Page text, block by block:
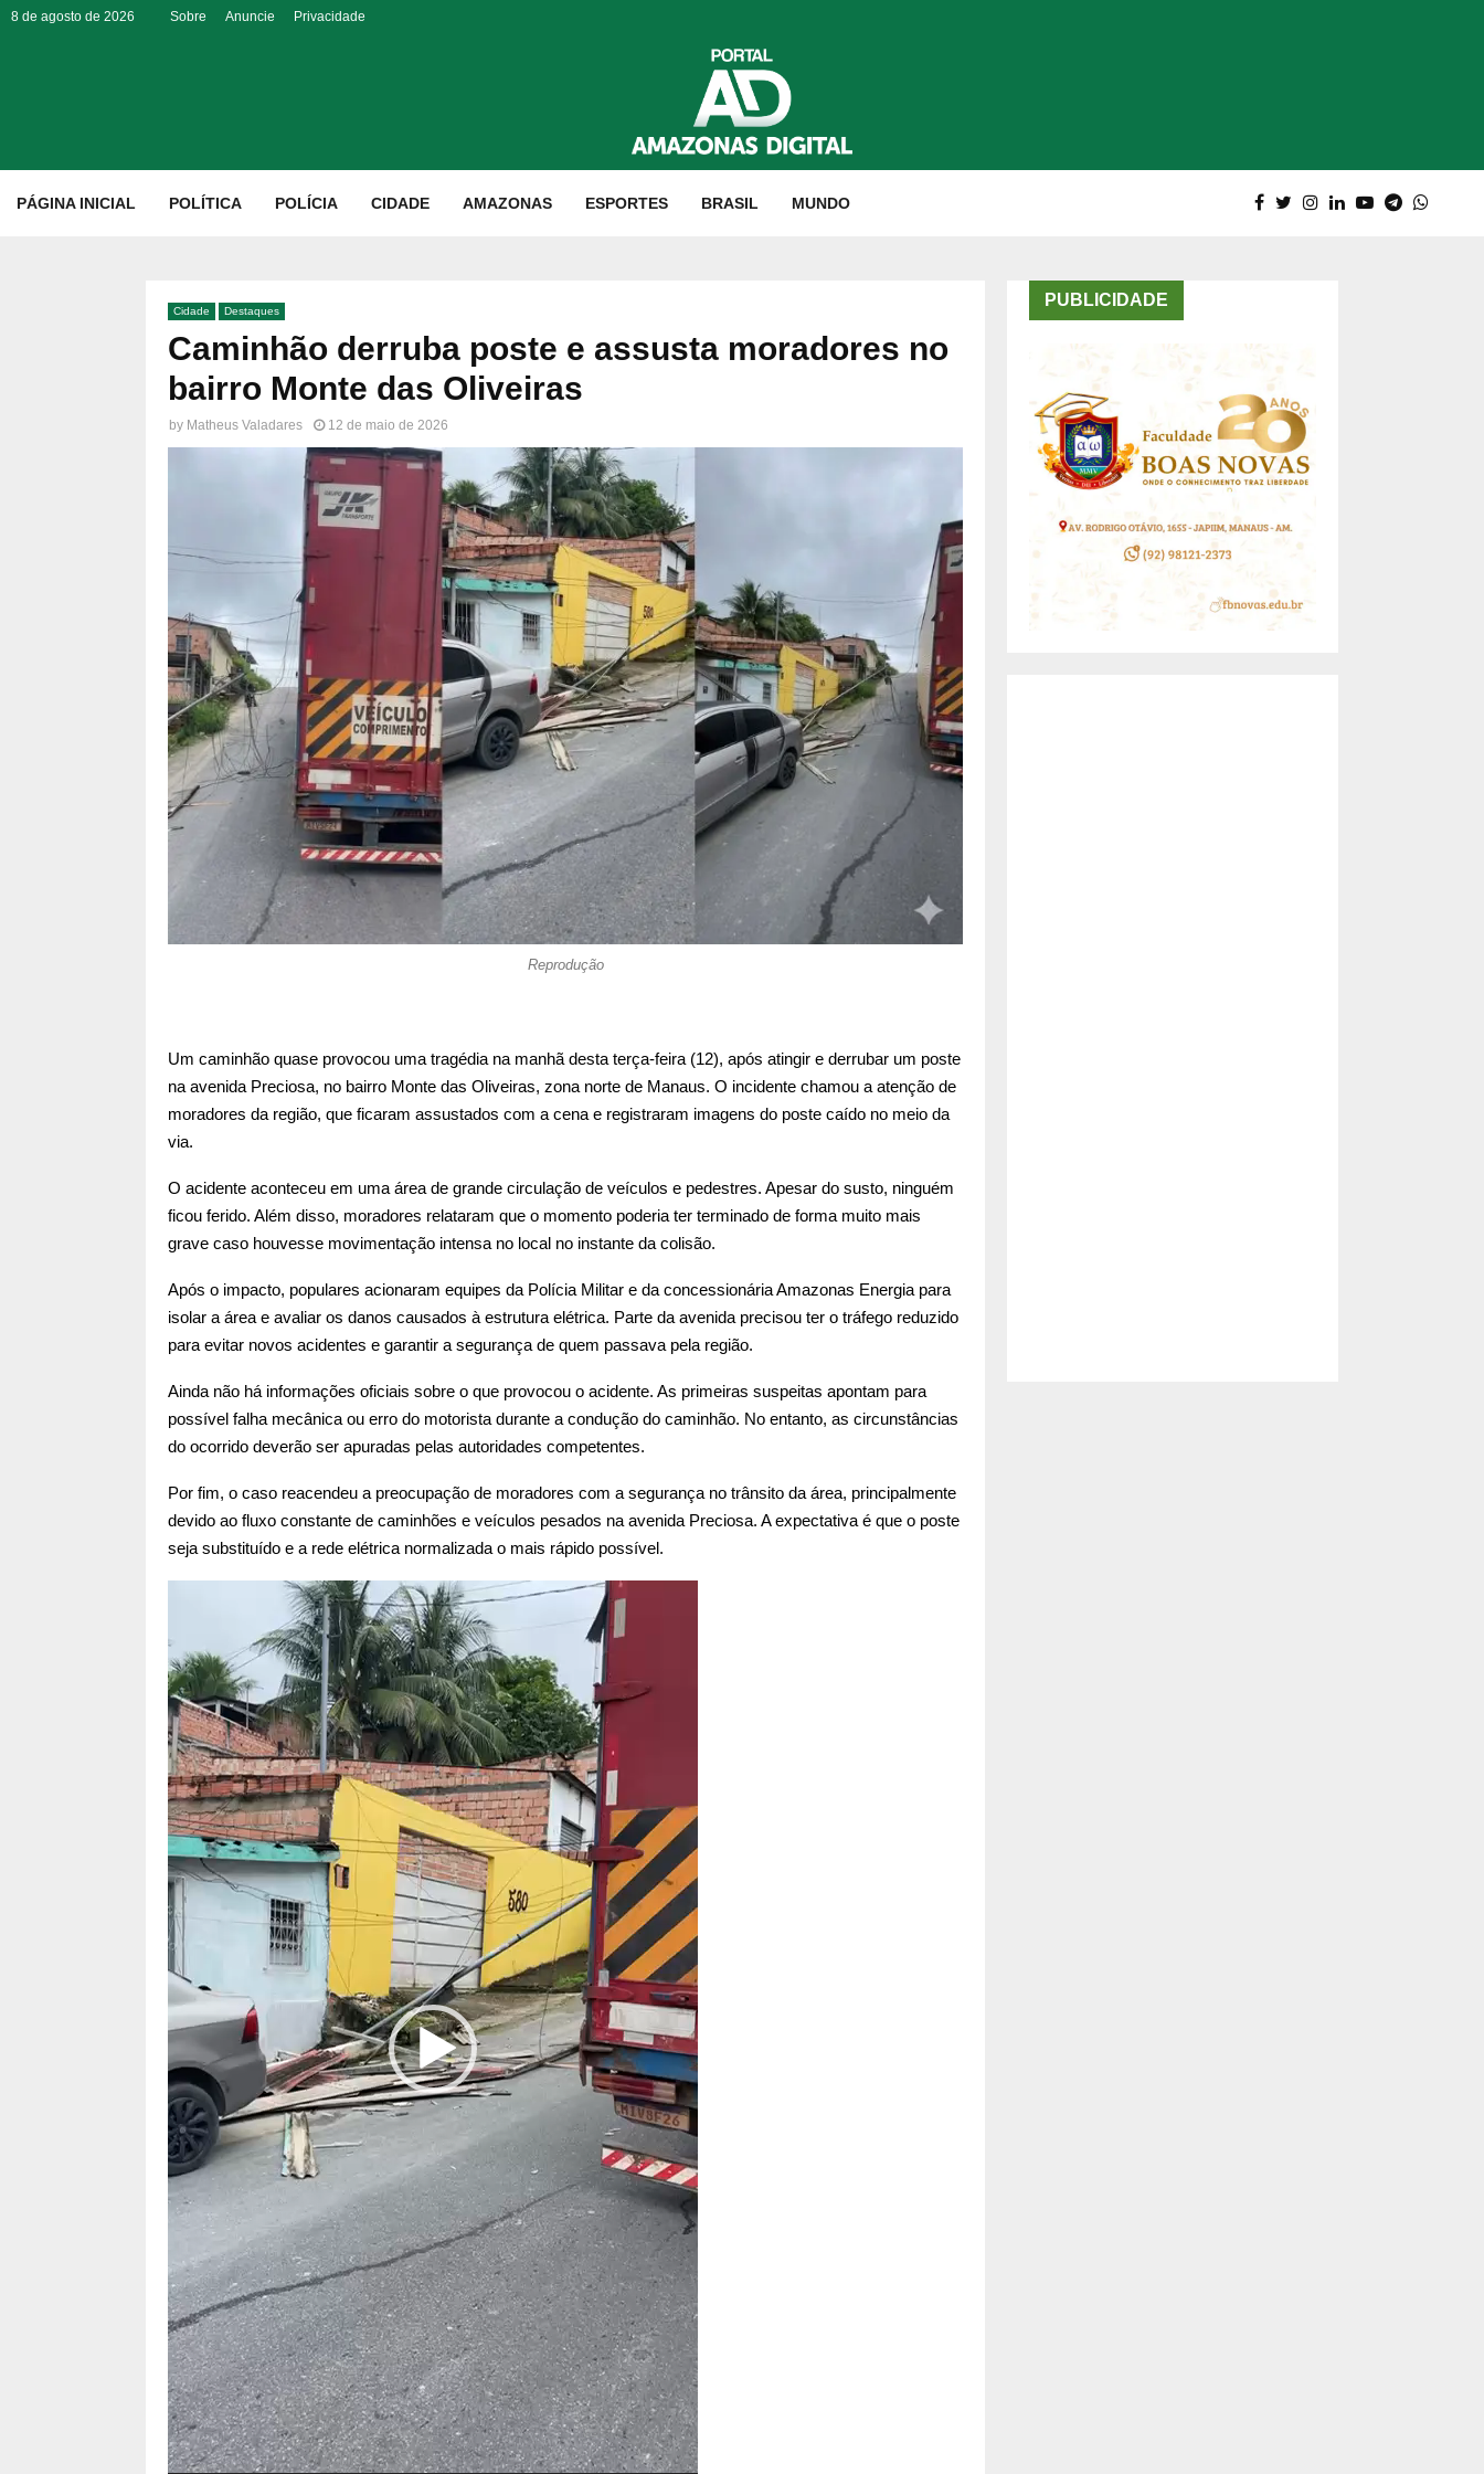
8 de agosto de 2026 Sobre Anuncie Privacidade
PÁGINA INICIAL POLÍTICA POLÍCIA CIDADE AMAZONAS ESPORTES BRASIL MUNDO
Cidade Destaques
Caminhão derruba poste e assusta moradores no
bairro Monte das Oliveiras
by Matheus Valadares 12 de maio de 2026
Reprodução
Um caminhão quase provocou uma tragédia na manhã desta terça-feira (12), após atingir e derrubar um poste
na avenida Preciosa, no bairro Monte das Oliveiras, zona norte de Manaus. O incidente chamou a atenção de
moradores da região, que ficaram assustados com a cena e registraram imagens do poste caído no meio da
via.
O acidente aconteceu em uma área de grande circulação de veículos e pedestres. Apesar do susto, ninguém
ficou ferido. Além disso, moradores relataram que o momento poderia ter terminado de forma muito mais
grave caso houvesse movimentação intensa no local no instante da colisão.
Após o impacto, populares acionaram equipes da Polícia Militar e da concessionária Amazonas Energia para
isolar a área e avaliar os danos causados à estrutura elétrica. Parte da avenida precisou ter o tráfego reduzido
para evitar novos acidentes e garantir a segurança de quem passava pela região.
Ainda não há informações oficiais sobre o que provocou o acidente. As primeiras suspeitas apontam para
possível falha mecânica ou erro do motorista durante a condução do caminhão. No entanto, as circunstâncias
do ocorrido deverão ser apuradas pelas autoridades competentes.
Por fim, o caso reacendeu a preocupação de moradores com a segurança no trânsito da área, principalmente
devido ao fluxo constante de caminhões e veículos pesados na avenida Preciosa. A expectativa é que o poste
seja substituído e a rede elétrica normalizada o mais rápido possível.
c
a
d
o
r
d
e
v
í
d
e
o
PUBLICIDADE